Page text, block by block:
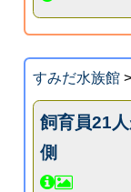
すみだ水族館>
飼育員21
側